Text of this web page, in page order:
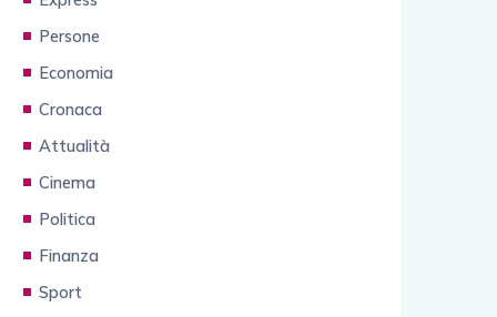
Persone
Economia
Cronaca
Attualità
Cinema
Politica
Finanza
Sport